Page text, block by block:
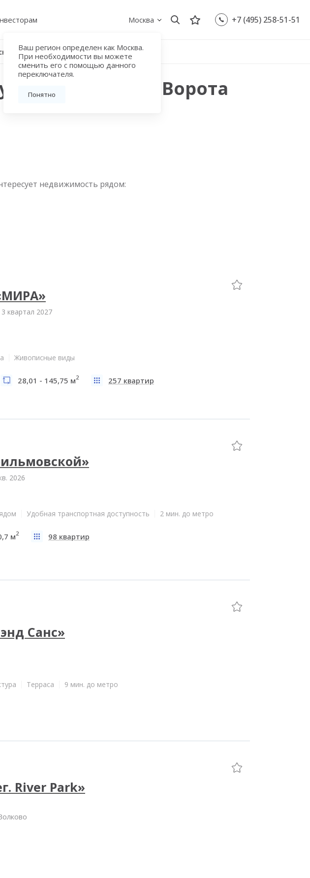
Москва
Ваш регион определен как Москва.
При необходимости вы можете
сменить его с помощью данного
переключателя.
Понятно
+7 (495) 258-51-51
Купить квартиру новостройку у метро Красные Ворота
метро Красные Ворота
недвижимость рядом:
квартал 2027
Живописные виды
28,01 - 145,75 м2 257 квартир
2026
Удобная транспортная доступность 2 мин. до метро
м2 98 квартир
Санс»
Терраса 9 мин. до метро
River Park»